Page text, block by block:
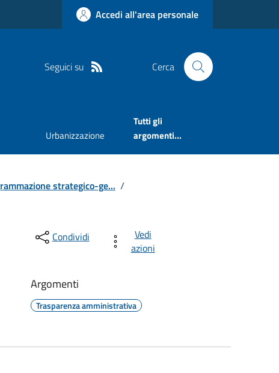
Accedi all'area personale
Seguici su Cerca
Urbanizzazione
Tutti gli
argomenti...
strategico-ge... /
Condividi
Vedi
azioni
Argomenti
Trasparenza amministrativa